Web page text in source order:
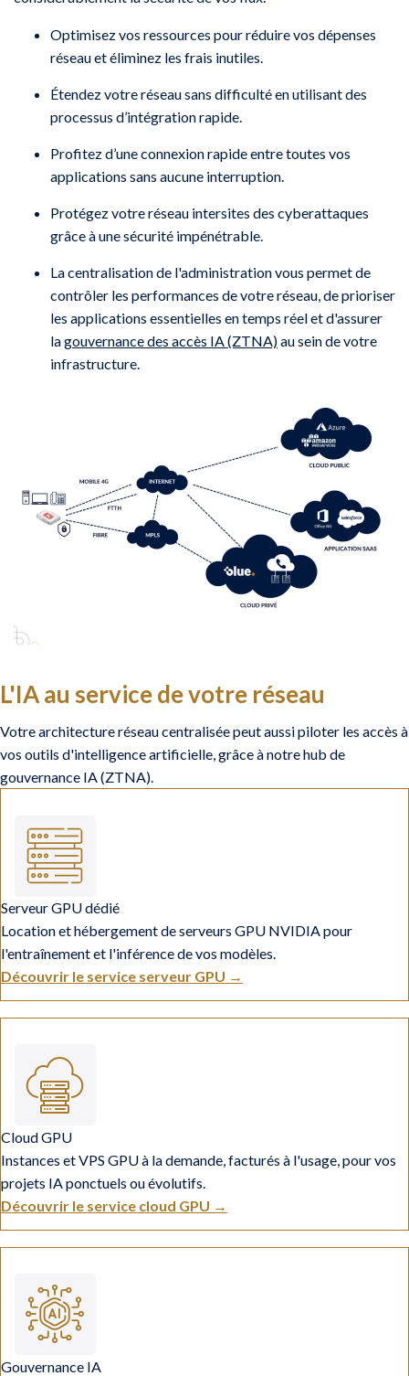
Optimisez vos ressources pour réduire vos dépenses
réseau et éliminez les frais inutiles.
Étendez votre réseau sans difficulté en utilisant des
processus d’intégration rapide.
Profitez d’une connexion rapide entre toutes vos
applications sans aucune interruption.
Protégez votre réseau intersites des cyberattaques
grâce à une sécurité impénétrable.
La centralisation de l'administration vous permet de
contrôler les performances de votre réseau, de prioriser
les applications essentielles en temps réel et d'assurer
lagouvernance des accès IA (ZTNA)au sein de votre
infrastructure.
L'IA au service de votre réseau
Votre architecture réseau centralisée peut aussi piloter les accès à
vos outils d'intelligence artificielle, grâce à notre hub de
gouvernance IA (ZTNA).
Serveur GPU dédié
Location et hébergement de serveurs GPU NVIDIA pour
l'entraînement et l'inférence de vos modèles.
Découvrir le service serveur GPU →
Cloud GPU
Instances et VPS GPU à la demande, facturés à l'usage, pour vos
projets IA ponctuels ou évolutifs.
Découvrir le service cloud GPU →
Gouvernance IA